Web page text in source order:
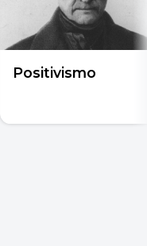
Positivismo